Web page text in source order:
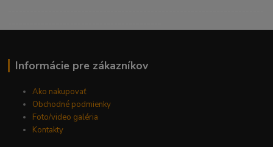
Informácie pre zákazníkov
Ako nakupovať
Obchodné podmienky
Foto/video galéria
Kontakty